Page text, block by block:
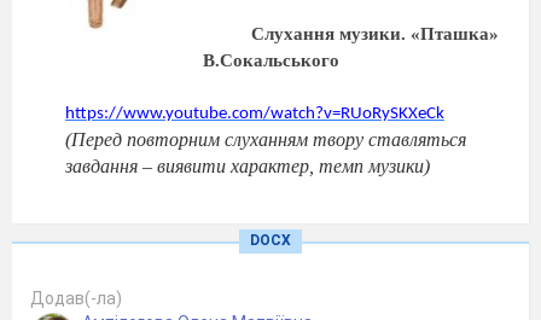
Слухання музики. «Пташка»
В.Сокальського
https://www.youtube.com/watch?v=RUoRySKXeCk
(Перед повторним слуханням твору ставляться
завдання – виявити характер, темп музики)
весело співала, закликала весну до
тепле сонечко, щоб воно зігрівало
DOCX
Додав(-ла)